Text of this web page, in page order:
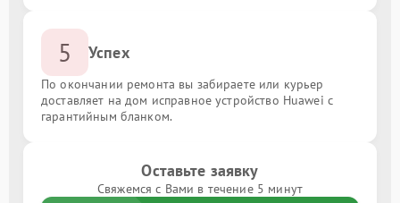
5 Успех
По окончании ремонта вы забираете или курьер
доставляет на дом исправное устройство Huawei с
гарантийным бланком.
Оставьте заявку
Свяжемся с Вами в течение 5 минут